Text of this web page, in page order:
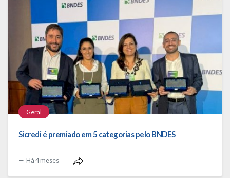
Geral
Sicredi é premiado em 5 categorias pelo BNDES
Há 4 meses